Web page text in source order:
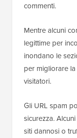
commenti.
Mentre alcuni
legittime per
inondano le
per migliorare
visitatori.
Gli URL spam
sicurezza.
siti dannosi o